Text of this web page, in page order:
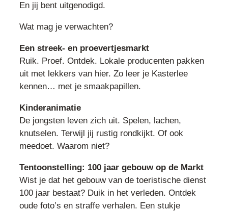
En jij bent uitgenodigd.
Wat mag je verwachten?
Een streek- en proevertjesmarkt
Ruik. Proef. Ontdek. Lokale producenten pakken
uit met lekkers van hier. Zo leer je Kasterlee
kennen… met je smaakpapillen.
Kinderanimatie
De jongsten leven zich uit. Spelen, lachen,
knutselen. Terwijl jij rustig rondkijkt. Of ook
meedoet. Waarom niet?
Tentoonstelling: 100 jaar gebouw op de Markt
Wist je dat het gebouw van de toeristische dienst
100 jaar bestaat? Duik in het verleden. Ontdek
oude foto’s en straffe verhalen. Een stukje